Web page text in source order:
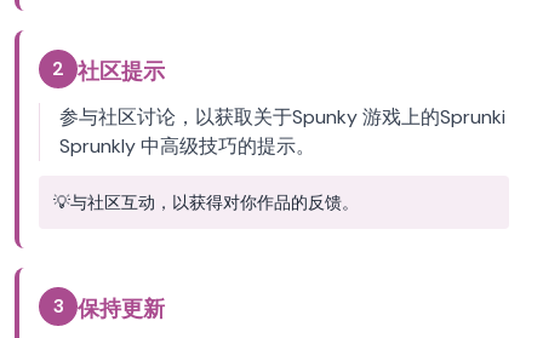
2 社区提示
参与社区讨论，以获取关于Spunky 游戏上的Sprunki
Sprunkly 中高级技巧的提示。
💡与社区互动，以获得对你作品的反馈。
3 保持更新